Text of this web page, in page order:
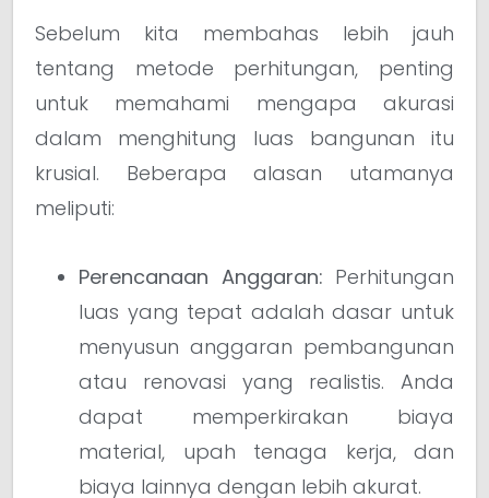
Sebelum kita membahas lebih jauh
tentang metode perhitungan, penting
untuk memahami mengapa akurasi
dalam menghitung luas bangunan itu
krusial. Beberapa alasan utamanya
meliputi:
Perencanaan Anggaran: Perhitungan
luas yang tepat adalah dasar untuk
menyusun anggaran pembangunan
atau renovasi yang realistis. Anda
dapat memperkirakan biaya
material, upah tenaga kerja, dan
biaya lainnya dengan lebih akurat.